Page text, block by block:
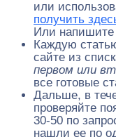
или
получить
Или напишите
Каждую
сайте из
первом или
все готовые
Дальше, в
проверяйте
30-50 по
нашли ее по